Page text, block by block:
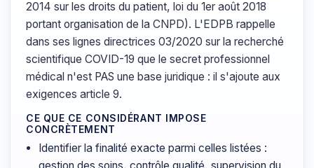
2014 sur les droits du patient, loi du 1er août 2018
portant organisation de la CNPD). L'EDPB rappelle
dans ses lignes directrices 03/2020 sur la recherché
scientifique COVID-19 que le secret professionnel
médical n'est PAS une base juridique : il s'ajoute aux
exigences article 9.
CE QUE CE CONSIDÉRANT IMPOSE
CONCRÈTEMENT
Identifier la finalité exacte parmi celles listées :